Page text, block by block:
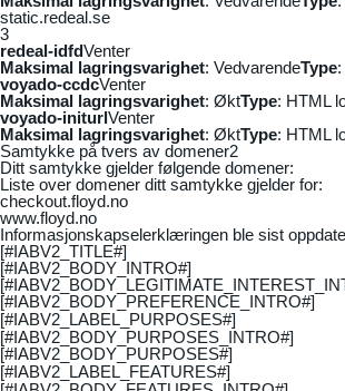
static.redeal.se
3
redeal-idfdVenter
Maksimal lagringsvarighet: VedvarendeType
voyado-ccdcVenter
Maksimal lagringsvarighet: ØktType: HTML
voyado-initurlVenter
Maksimal lagringsvarighet: ØktType: HTML
Samtykke på tvers av domener2
Ditt samtykke gjelder følgende domener:
Liste over domener ditt samtykke gjelder for:
checkout.floyd.no
www.floyd.no
Informasjonskapselerklæringen ble sist
[#IABV2_TITLE#]
[#IABV2_BODY_INTRO#]
[#IABV2_BODY_PREFERENCE_INTRO#]
[#IABV2_LABEL_PURPOSES#]
[#IABV2_BODY_PURPOSES_INTRO#]
[#IABV2_BODY_PURPOSES#]
[#IABV2_LABEL_FEATURES#]